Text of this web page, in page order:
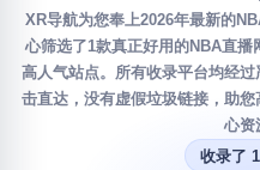
XR导航为您奉上2026年最新的
心筛选了1款真正好用的NBA直
高人气站点。所有收录平台均经
击直达，没有虚假垃圾链接，助
心资
收录了